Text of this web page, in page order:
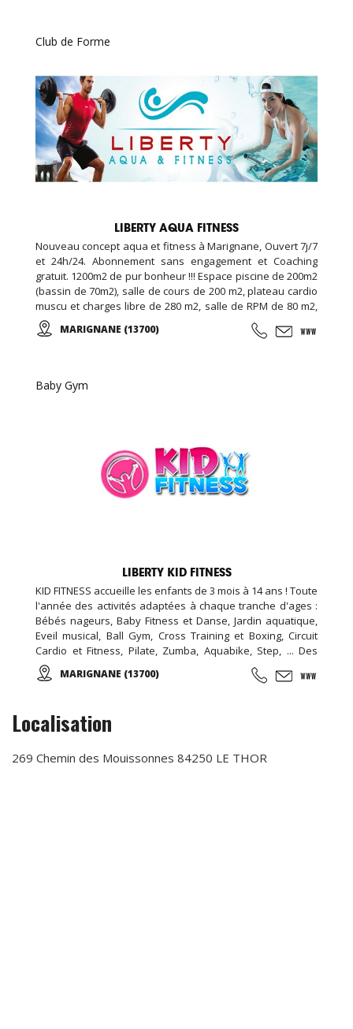
Club de Forme
LIBERTY AQUA FITNESS
Nouveau concept aqua et fitness à Marignane, Ouvert 7j/7
et 24h/24. Abonnement sans engagement et Coaching
gratuit. 1200m2 de pur bonheur !!! Espace piscine de 200m2
(bassin de 70m2), salle de cours de 200 m2, plateau cardio
muscu et charges libre de 280 m2, salle de RPM de 80 m2,
salle de cross training de 120m2, espace garderie enfant
de 100m2, espace bar et détente avec billard et babyfoot
individuelle de 100m2, ...
MARIGNANE (13700)
Baby Gym
LIBERTY KID FITNESS
KID FITNESS accueille les enfants de 3 mois à 14 ans ! Toute
l'année des activités adaptées à chaque tranche d'ages :
Bébés nageurs, Baby Fitness et Danse, Jardin aquatique,
Eveil musical, Ball Gym, Cross Training et Boxing, Circuit
Cardio et Fitness, Pilate, Zumba, Aquabike, Step, ... Des
Stages Sportifs pendant les vacances, des Garderies
Sportives qui suivent les rythmes scolaires,... Des
MARIGNANE (13700)
Localisation
269 Chemin des Mouissonnes 84250 LE THOR